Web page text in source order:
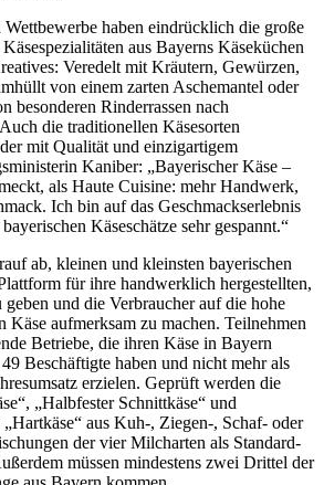
Wettbewerbe haben eindrücklich die große
aus Bayerns Käseküchen
Veredelt mit Kräutern, Gewürzen,
von einem zarten Aschemantel oder
besonderen Rinderrassen nach
die traditionellen Käsesorten
mit Qualität und einzigartigem
Kaniber: „Bayerischer Käse –
als Haute Cuisine: mehr Handwerk,
Ich bin auf das Geschmackserlebnis
Käseschätze sehr gespannt.“
ab, kleinen und kleinsten bayerischen
für ihre handwerklich hergestellten,
und die Verbraucher auf die hohe
Käse aufmerksam zu machen. Teilnehmen
Betriebe, die ihren Käse in Bayern
Beschäftigte haben und nicht mehr als
erzielen. Geprüft werden die
„Halbfester Schnittkäse“ und
aus Kuh-, Ziegen-, Schaf- oder
der vier Milcharten als Standard-
müssen mindestens zwei Drittel der